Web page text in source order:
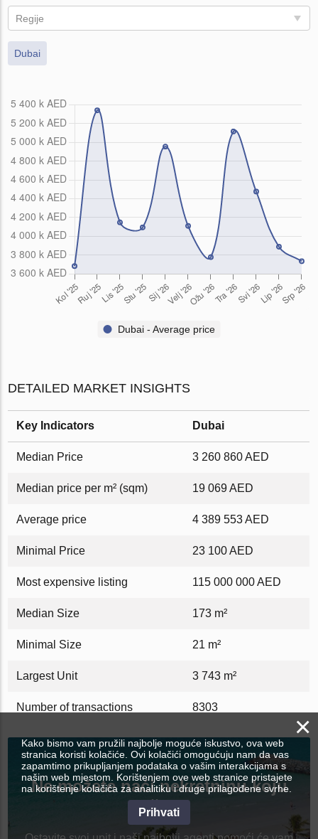
Regije
Dubai
Dubai - Average price
DETAILED MARKET INSIGHTS
Key Indicators Dubai
Median Price 3 260 860 AED
Median price per m² (sqm) 19 069 AED
Average price 4 389 553 AED
Minimal Price 23 100 AED
Most expensive listing 115 000 000 AED
Median Size 173 m²
Minimal Size 21 m²
Largest Unit 3 743 m²
Number of transactions 8303
Ne možete naći nekretninu koju
tražite?
×
Kako bismo vam pružili najbolje moguće iskustvo, ova web
stranica koristi kolačiće. Ovi kolačići omogućuju nam da vas
zapamtimo prikupljanjem podataka o vašim interakcijama s
našim web mjestom. Korištenjem ove web stranice pristajete
na korištenje kolačića za analitiku i druge prilagođene svrhe.
Prihvati